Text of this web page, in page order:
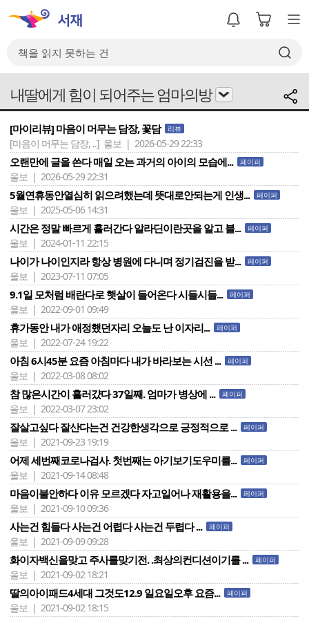
내딸에게 힘이 되어주는 엄마의방
[마이리뷰] 마음이 머무는 담장, 꽃담 리뷰
[마음이 머무는 담장, ..] 울보 | 2026-05-29 22:33
오랜만에 글을 쓴다 매일 오는 과거의 아이의 모습에... 페이퍼
울보 | 2026-05-29 22:31
5월연휴동안열심히 읽으려했는데 뜻대로안되는게 인생... 페이퍼
울보 | 2025-05-06 14:31
시간은 정말 빠르게 흘러간다 알라딘이란곳을 알고 블... 페이퍼
울보 | 2024-01-11 22:15
나이가 나이인지라 항상 병원에 다니며 정기검진을 받... 페이퍼
울보 | 2023-07-11 07:05
9.1일 모처럼 배란다로 햇살이 들어온다 시들시들... 페이퍼
울보 | 2022-09-01 09:49
휴가동안 내가 애정했던자리 오늘도 난 이자리... 페이퍼
울보 | 2022-07-24 19:22
아침 6시45분 요즘 아침마다 내가 바라보는 시선 ... 페이퍼
울보 | 2022-03-08 08:02
참 많은시간이 흘러걌다 37일째. 엄마가 병상에 ... 페이퍼
울보 | 2022-03-07 23:02
잘살고싶다 잘산다는건 건강한생각으로 긍정적으로 ... 페이퍼
울보 | 2021-09-23 19:19
어제 세번째코로나검사. 첫번째는 아기보기도우미를... 페이퍼
울보 | 2021-09-14 08:48
마음이불안하다 이유 모르겠다 자고일어나 재활용을... 페이퍼
울보 | 2021-09-10 09:36
사는건 힘들다 사는건 어렵다 사는건 두렵다 ... 페이퍼
울보 | 2021-09-09 09:28
화이자백신을맞고 주사를맞기전. .최상의컨디션이기를 ... 페이퍼
울보 | 2021-09-02 18:21
딸의아이패드4세대 그것도12.9 일요일오후 요즘... 페이퍼
울보 | 2021-09-02 18:15